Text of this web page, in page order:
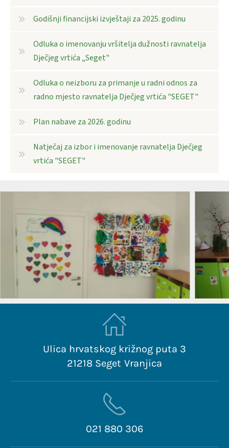
Godišnji financijski izvještaji za 2025. godinu
Odluka o imenovanju vršitelja dužnosti ravnatelja
Dječjeg vrtića „Seget"
Odluka o neizboru za primanje u radni odnos za
radno mjesto ravnatelja Dječjeg vrtića "SEGET"
Plan nabave za 2026. godinu
Natječaj za izbor i imenovanje ravnatelja Dječjeg
vrtića "SEGET"
Ulica hrvatskog križnog puta 3
21218 Seget Vranjica
021 880 306